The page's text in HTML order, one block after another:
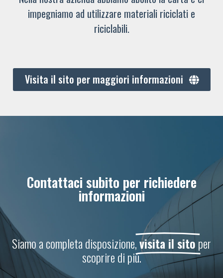
impegniamo ad utilizzare materiali riciclati e
riciclabili.
Visita il sito per maggiori informazioni
Contattaci subito per richiedere
informazioni
Siamo a completa disposizione,visita il sitoper
scoprire di più.